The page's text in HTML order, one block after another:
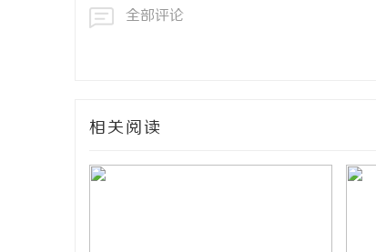
全部评论
相关阅读